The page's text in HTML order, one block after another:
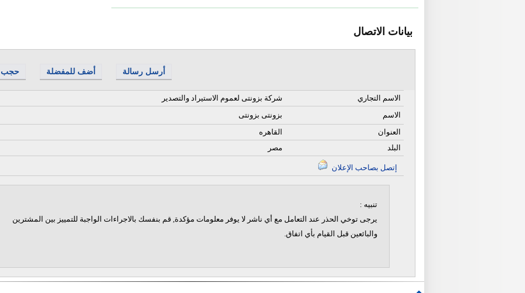
بيانات الاتصال
حجب أضف للمفضلة أرسل رسالة
شركة بزونتى لعموم الاستيراد والتصدير
الاسم التجاري
بزونتى بزونتى
الاسم
القاهره
العنوان
مصر
البلد
تنبيه :
يرجى توخي الحذر عند التعامل مع أي ناشر لا يوفر معلومات مؤكدة, قم بنفسك بالاجراءات الواجبة للتمييز بين المشترين
والبائعين قبل القيام بأي اتفاق.